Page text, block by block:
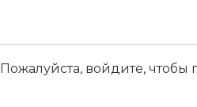
Пожалуйста, войдите, чтобы